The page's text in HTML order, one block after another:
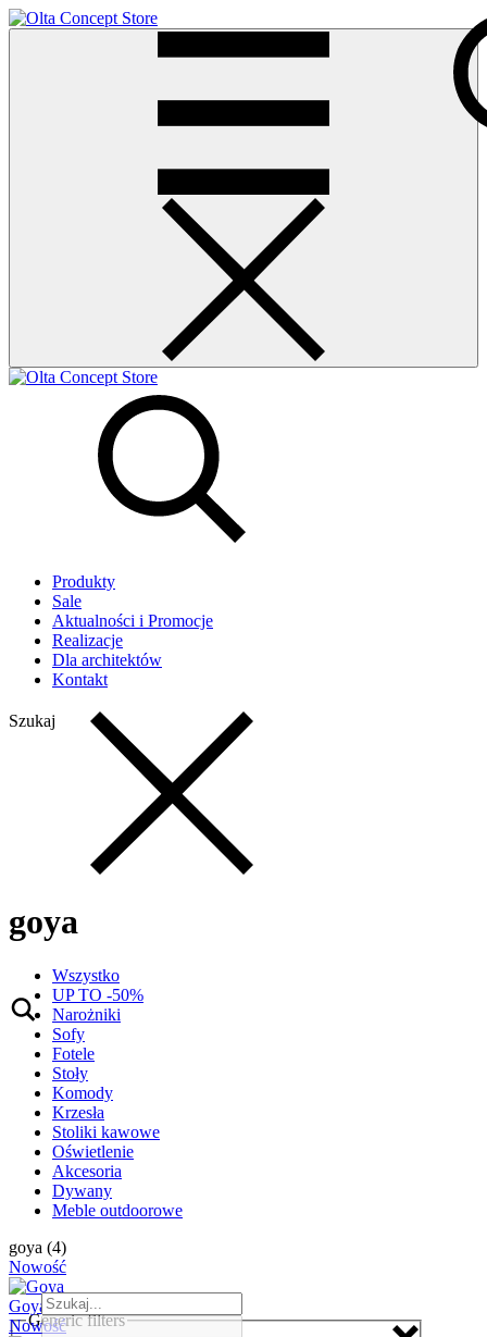
Produkty
Sale
Aktualności i Promocje
Realizacje
Dla architektów
Kontakt
Szukaj
Generic filters
goya
Wszystko
UP TO -50%
Narożniki
Sofy
Fotele
Stoły
Komody
Krzesła
Stoliki kawowe
Oświetlenie
Akcesoria
Dywany
Meble outdoorowe
goya (4)
Nowość
Goya
Nowość